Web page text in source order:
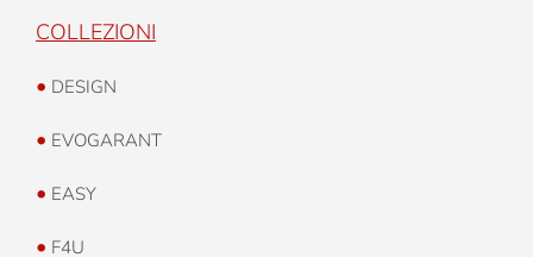
COLLEZIONI
• DESIGN
• EVOGARANT
• EASY
• F4U